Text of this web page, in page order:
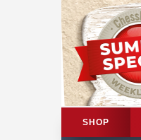
SHOP